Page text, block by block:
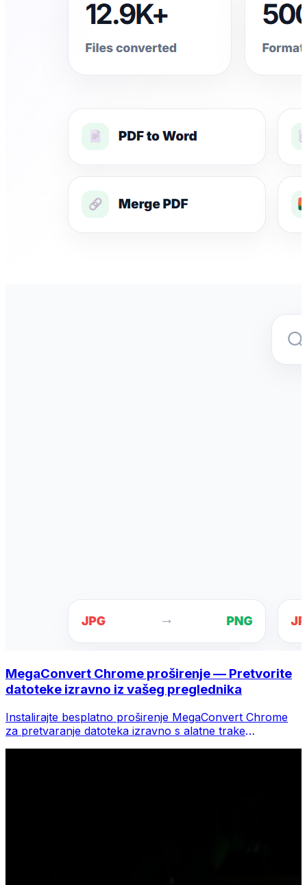
MegaConvert Chrome proširenje — Pretvorite
datoteke izravno iz vašeg preglednika
Instalirajte besplatno proširenje MegaConvert Chrome
za pretvaranje datoteka izravno s alatne trake